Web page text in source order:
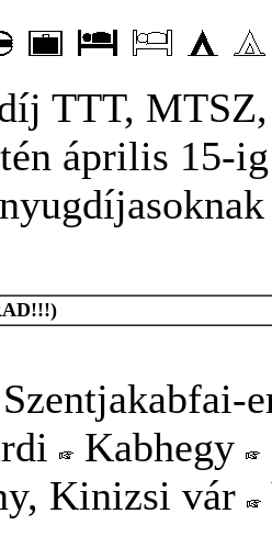
TTT,
április 15-
Szentjakabfai-
Kabhegy
Kinizsi vár